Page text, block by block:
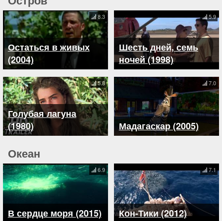
Остаться в живых
(2004)
8.3
Шесть дней, семь
ночей (1998)
5.9
Голубая лагуна
(1980)
5.8
Мадагаскар (2005)
7.0
Океан
В сердце моря (2015)
6.9
Кон-Тики (2012)
7.1